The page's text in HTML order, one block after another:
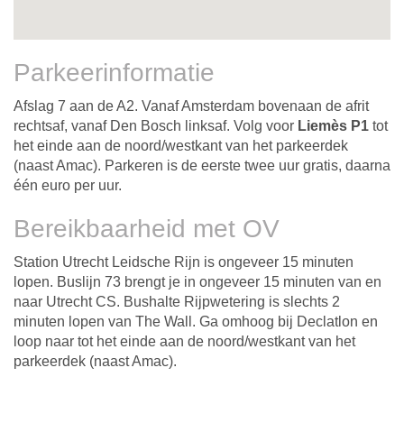
Parkeerinformatie
Afslag 7 aan de A2. Vanaf Amsterdam bovenaan de afrit
rechtsaf, vanaf Den Bosch linksaf. Volg voor Liemès P1 tot
het einde aan de noord/westkant van het parkeerdek
(naast Amac). Parkeren is de eerste twee uur gratis, daarna
één euro per uur.
Bereikbaarheid met OV
Station Utrecht Leidsche Rijn is ongeveer 15 minuten
lopen. Buslijn 73 brengt je in ongeveer 15 minuten van en
naar Utrecht CS. Bushalte Rijpwetering is slechts 2
minuten lopen van The Wall. Ga omhoog bij Declatlon en
loop naar tot het einde aan de noord/westkant van het
parkeerdek (naast Amac).